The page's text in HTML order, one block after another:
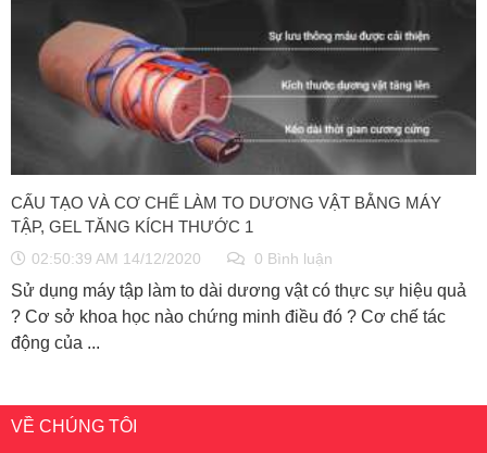
CẤU TẠO VÀ CƠ CHẾ LÀM TO DƯƠNG VẬT BẰNG MÁY
TẬP, GEL TĂNG KÍCH THƯỚC 1
02:50:39 AM 14/12/2020 0 Bình luận
Sử dụng máy tập làm to dài dương vật có thực sự hiệu quả
? Cơ sở khoa học nào chứng minh điều đó ? Cơ chế tác
động của ...
VỀ CHÚNG TÔI